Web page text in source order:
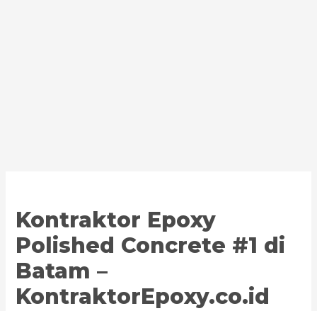
Kontraktor Epoxy
Polished Concrete #1 di
Batam –
KontraktorEpoxy.co.id